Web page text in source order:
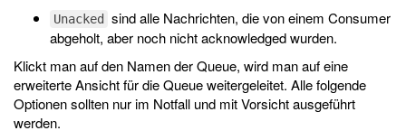
Unacked
sind alle Nachrichten, die von einem Consumer
abgeholt, aber noch nicht acknowledged wurden.
Klickt man auf den Namen der Queue, wird man auf eine
erweiterte Ansicht für die Queue weitergeleitet. Alle folgende
Optionen sollten nur im Notfall und mit Vorsicht ausgeführt
werden.